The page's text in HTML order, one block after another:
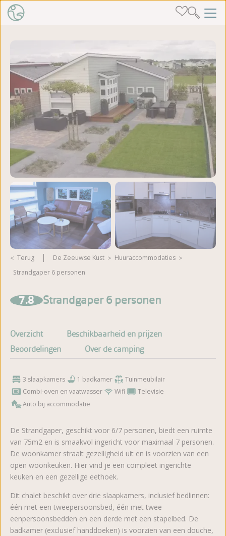
Terug De Zeeuwse Kust
huuraccommodaties
Strandgaper 6 personen
7.8 Strandgaper 6 personen
Overzicht
Beschikbaarheid en prijzen
Beoordelingen
Over de camping
3 slaapkamers 1 badkamer
Tuinmeubilair
Combi-oven en vaatwasser
Wifi
Televisie
Auto bij accommodatie
De Strandgaper, geschikt voor 6/7 personen, biedt een ruimte
van 75m2 en is smaakvol ingericht voor maximaal 7 personen.
De woonkamer straalt gezelligheid uit en is voorzien van een
open woonkeuken. Hier vind je een compleet ingerichte
keuken en een gezellige eethoek.
Dit chalet beschikt over drie slaapkamers, inclusief bedlinnen:
één met een tweepersoonsbed, één met twee
eenpersoonsbedden en een derde met een stapelbed. De
badkamer (exclusief handdoeken) is voorzien van een douche,